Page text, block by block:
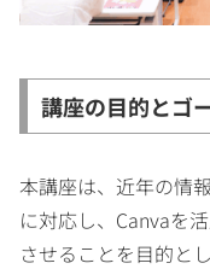
講座の目的とゴ
本講座は、近年の情
に対応し、Canvaを
させることを目的と